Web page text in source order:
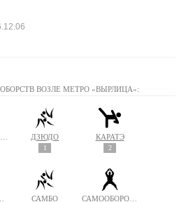
ВОЗЛЕ МЕТРО «ВЫРЛИЦА»:
ДЗЮДО
1
КАРАТЭ
2
САМБО